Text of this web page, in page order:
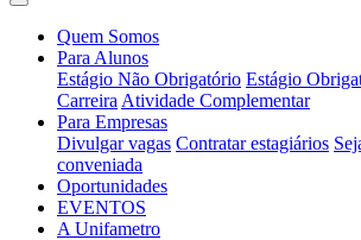
Quem Somos
Para Alunos
Estágio Não Obrigatório Estágio
Carreira Atividade Complementar
Para Empresas
Divulgar vagas Contratar estagiários
conveniada
Oportunidades
EVENTOS
A Unifametro